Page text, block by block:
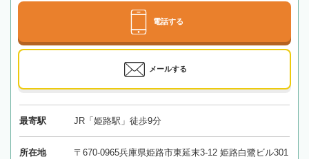
電話する
メールする
最寄駅 JR「姫路駅」徒歩9分
所在地 〒670-0965兵庫県姫路市東延末3-12 姫路白鷺ビル301